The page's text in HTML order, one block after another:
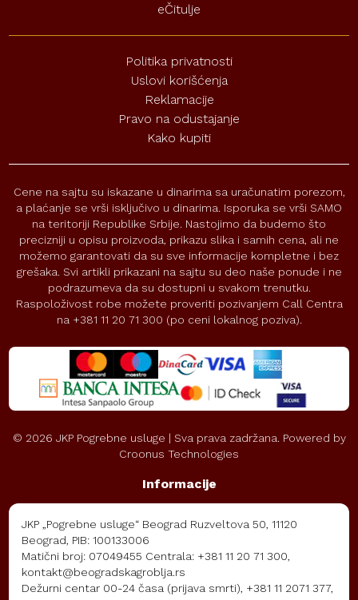
eČitulje
Politika privatnosti
Uslovi korišćenja
Reklamacije
Pravo na odustajanje
Kako kupiti
Cene na sajtu su iskazane u dinarima sa uračunatim porezom,
a plaćanje se vrši isključivo u dinarima. Isporuka se vrši SAMO
na teritoriji Republike Srbije. Nastojimo da budemo što
precizniji u opisu proizvoda, prikazu slika i samih cena, ali ne
možemo garantovati da su sve informacije kompletne i bez
grešaka. Svi artikli prikazani na sajtu su deo naše ponude i ne
podrazumeva da su dostupni u svakom trenutku.
Raspoloživost robe možete proveriti pozivanjem Call Centra
na +381 11 20 71 300 (po ceni lokalnog poziva).
© 2026 JKP Pogrebne usluge | Sva prava zadržana. Powered by
Croonus Technologies
Informacije
JKP „Pogrebne usluge“ Beograd Ruzveltova 50, 11120
Beograd, PIB: 100133006
Matični broj: 07049455 Centrala: +381 11 20 71 300,
kontakt@beogradskagroblja.rs
Dežurni centar 00-24 časa (prijava smrti), +381 11 2071 377,